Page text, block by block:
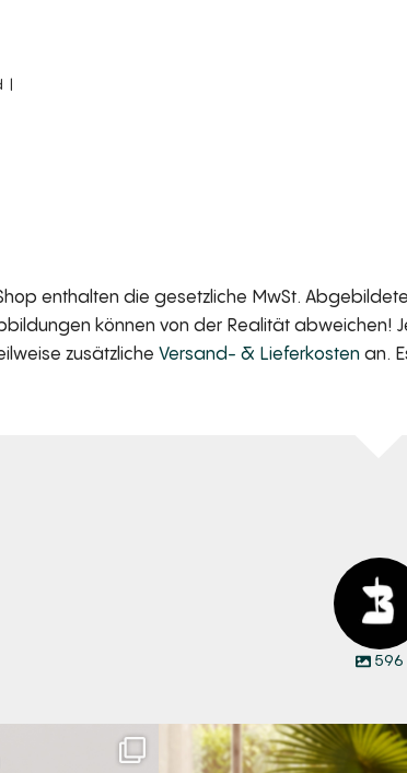
enthalten die gesetzliche MwSt.
können von der Realität abweichen!
zusätzliche Versand- & Lieferkosten an.
596
August Den Kopf anlehnen. Die